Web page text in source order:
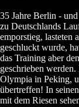
35 Jahre Berlin -
zu Deutschlands
emporstieg, lasteten
geschluckt wurde,
das Training aber
geschrieben
Olympia in Peking,
übertreffen! In
mit dem Riesen